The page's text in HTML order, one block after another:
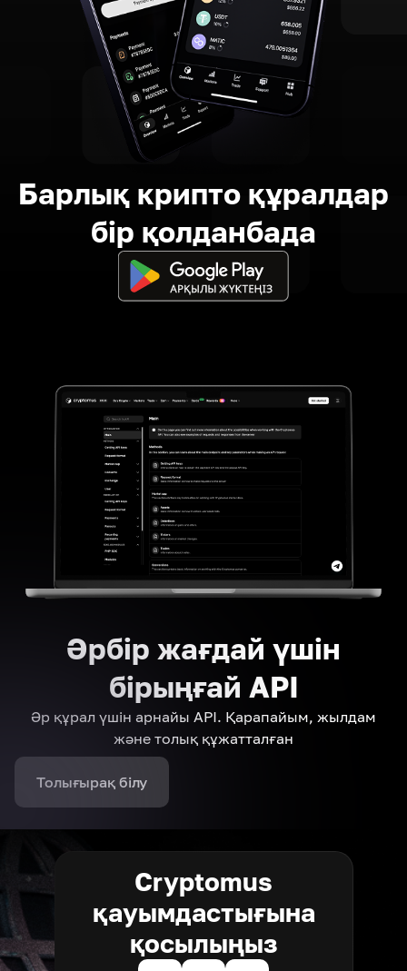
Барлық крипто құралдар
бір қолданбада
Әрбір жағдай үшін
бірыңғай API
Әр құрал үшін арнайы API. Қарапайым, жылдам
және толық құжатталған
Толығырақ білу
Cryptomus
қауымдастығына
қосылыңыз